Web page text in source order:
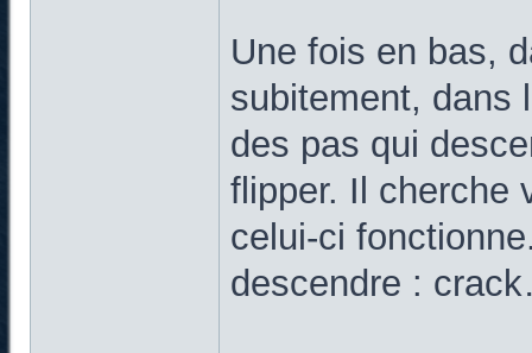
Une fois en bas,
subitement, dans
des pas qui
flipper. Il cherche
celui-ci
descendre :